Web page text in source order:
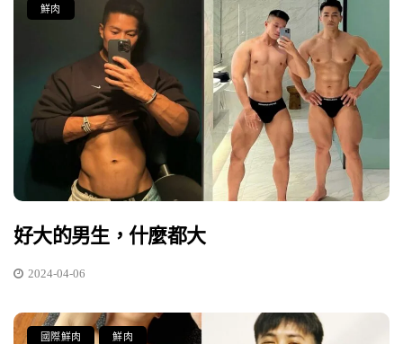
鮮肉
好大的男生，什麼都大
2024-04-06
國際鮮肉 鮮肉